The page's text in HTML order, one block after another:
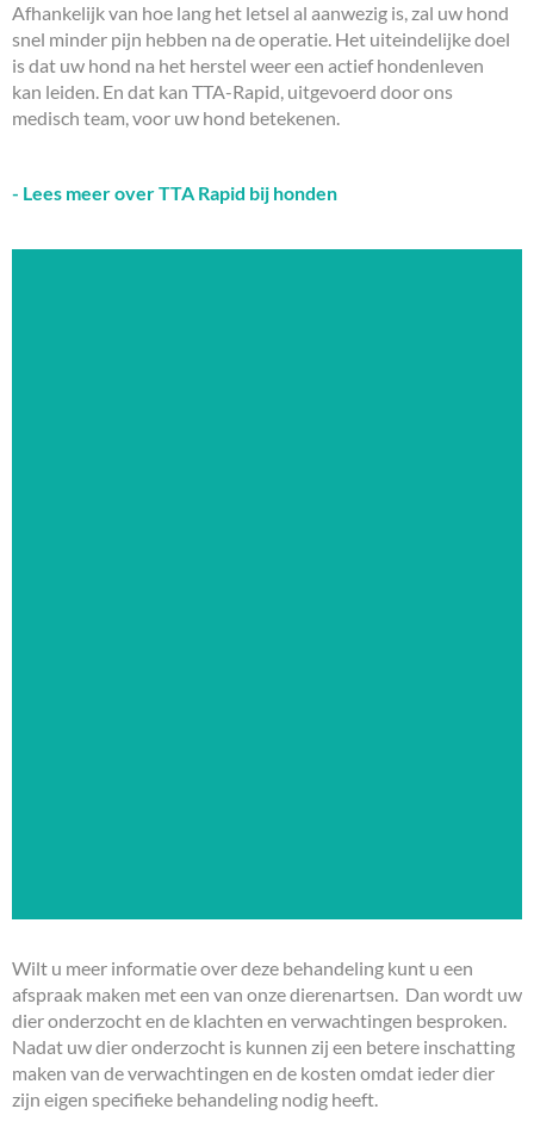
Afhankelijk van hoe lang het letsel al aanwezig is, zal uw hond
snel minder pijn hebben na de operatie. Het uiteindelijke doel
is dat uw hond na het herstel weer een actief hondenleven
kan leiden. En dat kan TTA-Rapid, uitgevoerd door ons
medisch team, voor uw hond betekenen.
- Lees meer over TTA Rapid bij honden
Kasper Stroobosscher
Specialisatie:
Honden, katten, vogels/pluimvee
“Mijn interesse is heel breed en u kunt mij dus op elk veterinair gebied
tegenkomen binnen onze kliniek.”
Wilt u meer informatie over deze behandeling kunt u een
afspraak maken met een van onze dierenartsen. Dan wordt uw
dier onderzocht en de klachten en verwachtingen besproken.
Nadat uw dier onderzocht is kunnen zij een betere inschatting
maken van de verwachtingen en de kosten omdat ieder dier
zijn eigen specifieke behandeling nodig heeft.